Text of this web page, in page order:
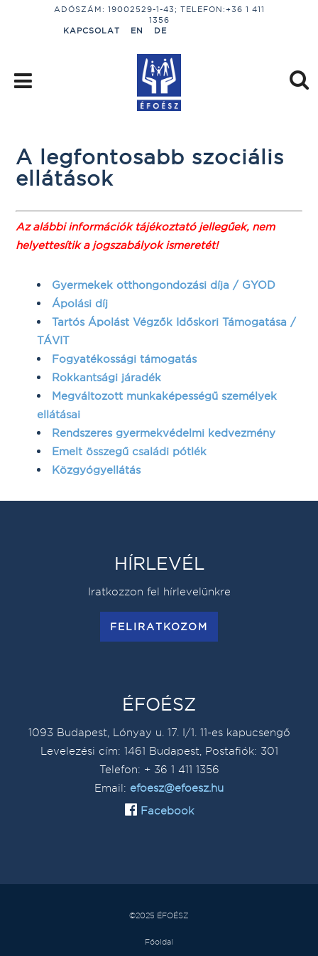
ADÓSZÁM: 19002529-1-43; TELEFON:+36 1 411
1356
KAPCSOLAT
EN DE
A legfontosabb szociális
ellátások
Az alábbi információk tájékoztató jellegűek, nem
helyettesítik a jogszabályok ismeretét!
Gyermekek otthongondozási díja / GYOD
Ápolási díj
Tartós Ápolást Végzők Időskori Támogatása /
TÁVIT
Fogyatékossági támogatás
Rokkantsági járadék
Megváltozott munkaképességű személyek
ellátásai
Rendszeres gyermekvédelmi kedvezmény
Emelt összegű családi pótlék
Közgyógyellátás
HÍRLEVÉL
Iratkozzon fel hírlevelünkre
FELIRATKOZOM
ÉFOÉSZ
1093 Budapest, Lónyay u. 17. I/1. 11-es kapucsengő
Levelezési cím: 1461 Budapest, Postafiók: 301
Telefon: + 36 1 411 1356
Email: efoesz@efoesz.hu
Facebook
©2025 ÉFOÉSZ
Főoldal